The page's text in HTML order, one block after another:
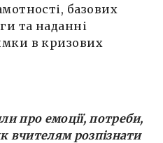
базових
та наданні
в кризових
про емоції, потреби,
вчителям розпізнати